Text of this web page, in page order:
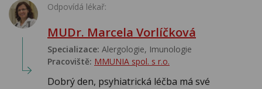
Odpovídá lékař:
MUDr. Marcela Vorlíčková
Specializace: Alergologie‎, Imunologie‎
Pracoviště: MMUNIA spol. s r.o.
Dobrý den, psyhiatrická léčba má své